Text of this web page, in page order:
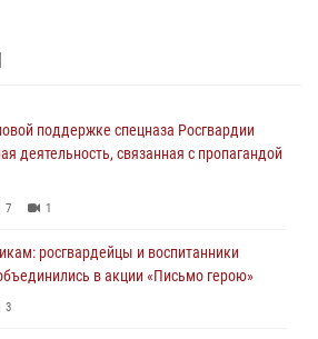
поддержке спецназа Росгвардии
деятельность, связанная с пропагандой
7 1
росгвардейцы и воспитанники
в акции «Письмо герою»
3